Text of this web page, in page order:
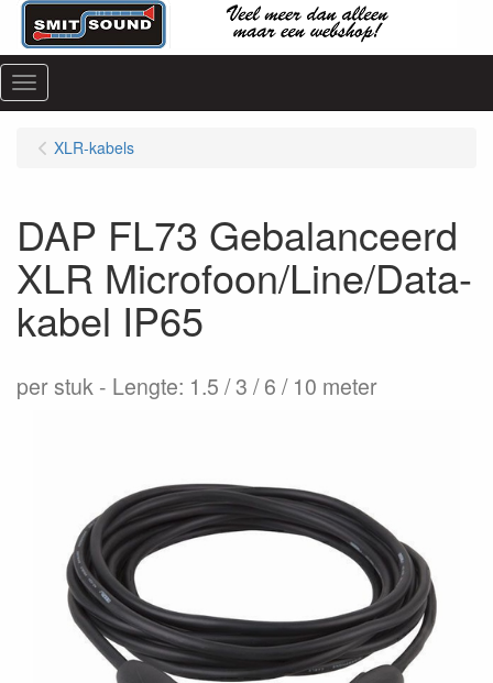
Menu
XLR-kabels
DAP FL73 Gebalanceerd
XLR Microfoon/Line/Data-
kabel IP65
per stuk Lengte: 1.5 / 3 / 6 / 10 meter